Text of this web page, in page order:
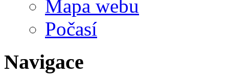
Mapa webu
Počasí
Navigace